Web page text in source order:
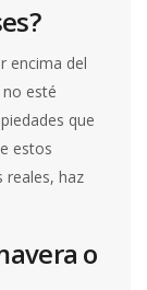
encima del
esté
que
estos
reales, haz
o